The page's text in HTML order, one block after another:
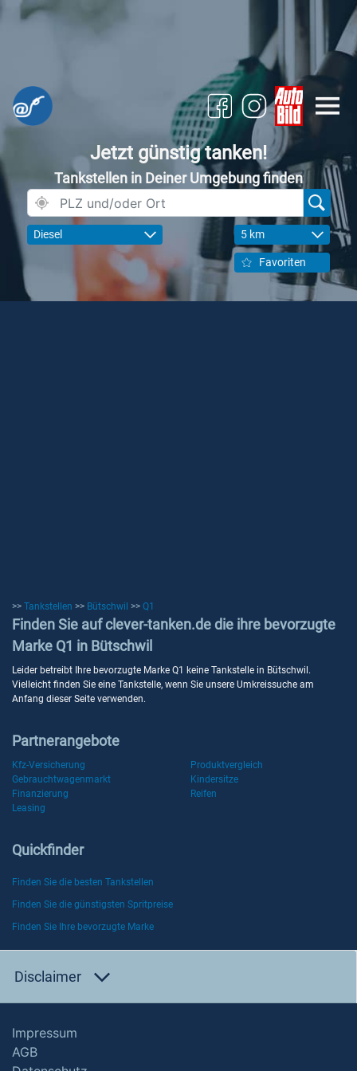
Jetzt günstig tanken!
Tankstellen in Deiner Umgebung finden
Diesel 5 km
Favoriten
>> Tankstellen >> Bütschwil >> Q1
Finden Sie auf clever-tanken.de die ihre bevorzugte
Marke Q1 in Bütschwil
Leider betreibt Ihre bevorzugte Marke Q1 keine Tankstelle in Bütschwil.
Vielleicht finden Sie eine Tankstelle, wenn Sie unsere Umkreissuche am
Anfang dieser Seite verwenden.
Partnerangebote
Kfz-Versicherung
Produktvergleich
Gebrauchtwagenmarkt
Kindersitze
Finanzierung
Reifen
Leasing
Quickfinder
Finden Sie die besten Tankstellen
Finden Sie die günstigsten Spritpreise
Finden Sie Ihre bevorzugte Marke
Disclaimer
Impressum
AGB